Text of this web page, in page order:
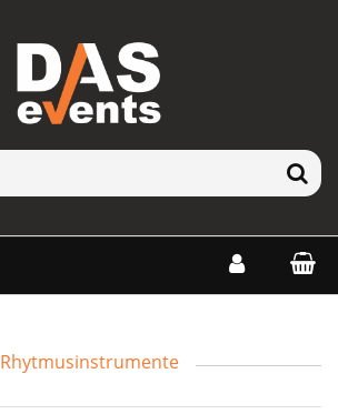
Rhytmusinstrumente